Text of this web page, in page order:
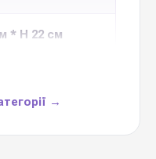
* Н 22 см
ніжний
→